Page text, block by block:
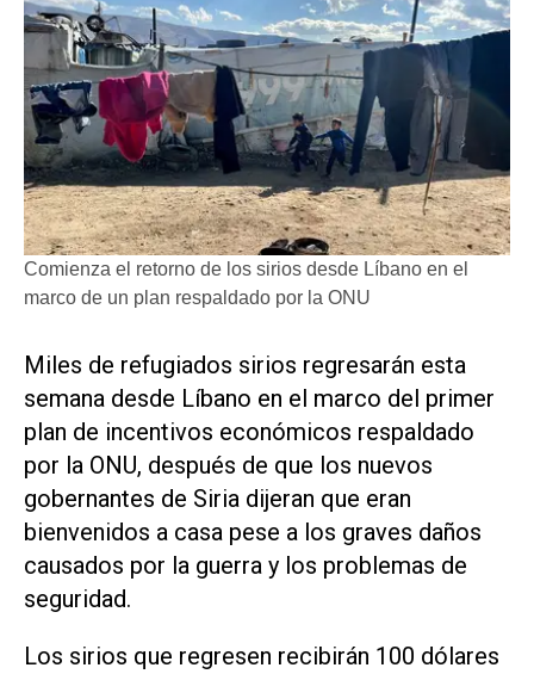
Comienza el retorno de los sirios desde Líbano en el
marco de un plan respaldado por la ONU
Miles de refugiados sirios regresarán esta
semana desde Líbano en el marco del primer
plan de incentivos económicos respaldado
por la ONU, después de que los nuevos
gobernantes de Siria dijeran que eran
bienvenidos a casa pese a los graves daños
causados por la guerra y los problemas de
seguridad.
Los sirios que regresen recibirán 100 dólares